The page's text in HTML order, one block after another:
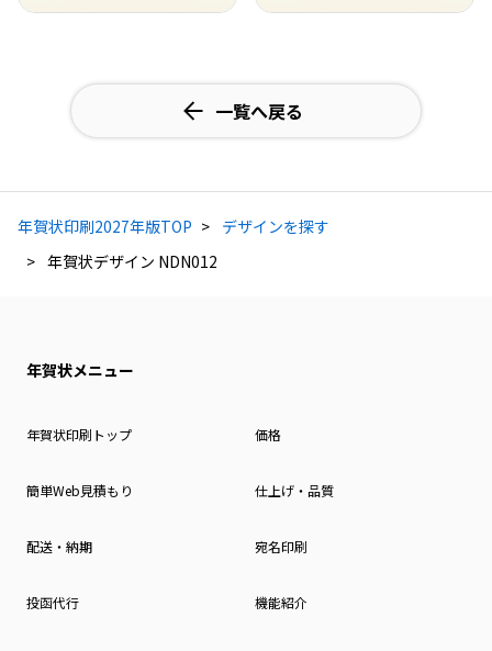
一覧へ戻る
年賀状印刷2027年版TOP
デザインを探す
年賀状デザイン NDN012
年賀状メニュー
年賀状印刷トップ 価格
簡単Web見積もり 仕上げ・品質
配送・納期 宛名印刷
投函代行 機能紹介